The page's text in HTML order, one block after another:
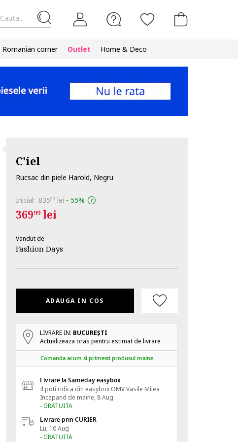
Cauta...
Romanian corner Outlet Home & Deco
C'iel
Rucsac din piele Harold, Negru
Initial: 83599 lei - 55%
36999lei
Vandut de
Fashion Days
ADAUGA IN COS
LIVRARE IN: BUCUREŞTI
Actualizeaza oras pentru estimat de livrare
Comanda acum si primesti produsul maine
Livrare la Sameday easybox
Il poti ridica din easybox OMV Vasile Milea
Incepand de maine, 8 Aug
- GRATUITA
Livrare prin CURIER
Lu, 10 Aug
- GRATUITA